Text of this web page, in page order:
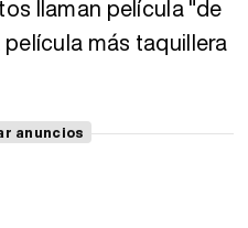
llaman película "de
más taquillera
anuncios